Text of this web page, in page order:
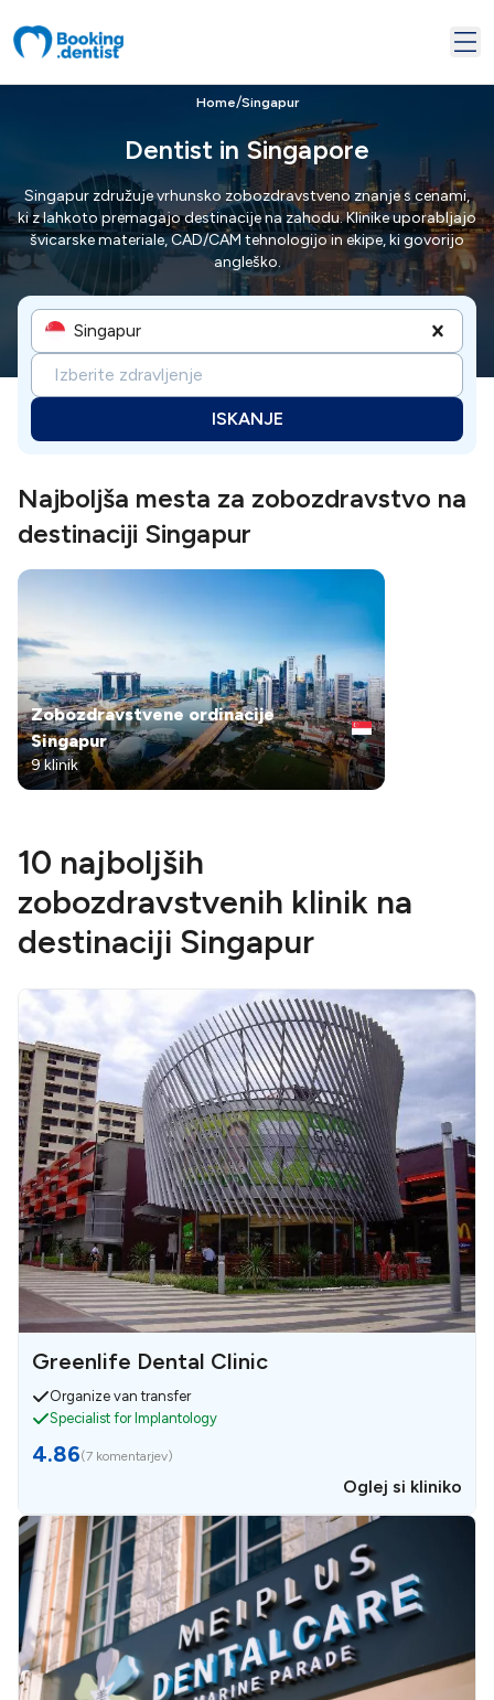
Home/Singapur
Dentist in Singapore
Singapur združuje vrhunsko zobozdravstveno znanje s cenami,
ki z lahkoto premagajo destinacije na zahodu. Klinike uporabljajo
švicarske materiale, CAD/CAM tehnologijo in ekipe, ki govorijo
angleško.
Singapur
Izberite zdravljenje
ISKANJE
Najboljša mesta za zobozdravstvo na
destinaciji Singapur
Zobozdravstvene ordinacije
Singapur
9 klinik
10 najboljših
zobozdravstvenih klinik na
destinaciji Singapur
Greenlife Dental Clinic
Organize van transfer
Specialist for Implantology
4.86(7 komentarjev)
Oglej si kliniko